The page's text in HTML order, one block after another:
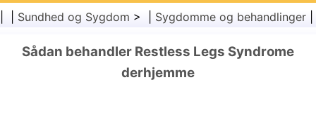
Familiesundhed
Sundhedssektoren
Sundhed og Sygdom > | Sygdomme og behandlinger
Sådan behandler Restless Legs Syndrome
derhjemme